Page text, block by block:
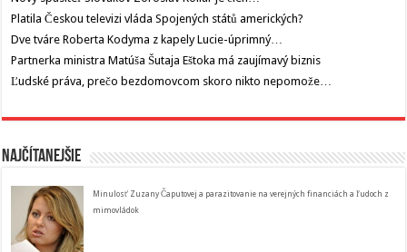
Platila Českou televizi vláda Spojených států amerických?
Dve tváre Roberta Kodyma z kapely Lucie-úprimný…
Partnerka ministra Matúša Šutaja Eštoka má zaujímavý biznis
Ľudské práva, prečo bezdomovcom skoro nikto nepomože…
Najčítanejšie
Minulosť Zuzany Čaputovej a parazitovanie na verejných financiách a ľudoch z
mimovládok